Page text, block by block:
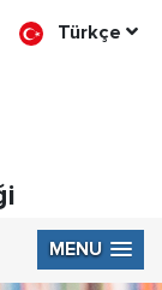
MENU
Türkçe